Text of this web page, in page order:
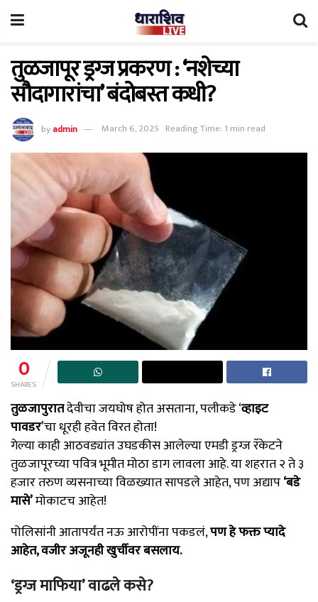
तुळजापूर ड्रग्ज प्रकरण : ‘नशेच्या
सौदागारांचा’ बंदोबस्त कधी?
byadmin March 6, 2025 Reading Time: 1 min read
0
SHARES
तुळजापुरातदेवीचा जयघोष होत असताना, पलीकडे ‘व्हाइट
पावडर’चा धूरही हवेत विरत होता!
गेल्या काही आठवड्यांत उघडकीस आलेल्या एमडी ड्रग्ज रॅकेटने
तुळजापूरच्या पवित्र भूमीत मोठा डाग लावला आहे. या शहरात २ ते ३
हजार तरुण व्यसनाच्या विळख्यात सापडले आहेत, पण अद्याप‘बडे
मासे’मोकाटच आहेत!
पोलिसांनी आतापर्यंत नऊ आरोपींना पकडलं,पण हे फक्त प्यादे
आहेत, वजीर अजूनही खुर्चीवर बसलाय.
‘ड्रग्ज माफिया’ वाढले कसे?